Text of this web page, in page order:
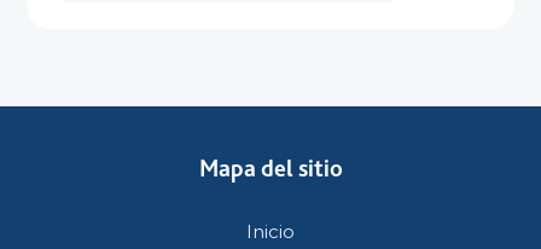
Mapa del sitio
Inicio